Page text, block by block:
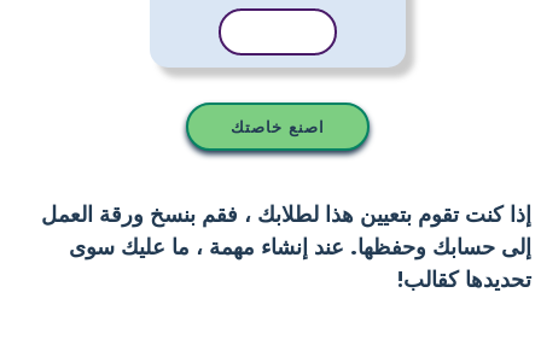
اصنع خاصتك
إذا كنت تقوم بتعيين هذا لطلابك ، فقم بنسخ ورقة العمل
إلى حسابك وحفظها. عند إنشاء مهمة ، ما عليك سوى
تحديدها كقالب!